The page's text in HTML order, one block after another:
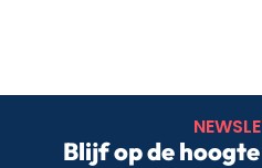
Blijf op de